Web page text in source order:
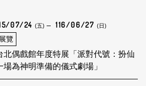
07/24 (五) 116/06/27 (日)
展覽
北偶戲館年度特展「派對代號：扮仙
場為神明準備的儀式劇場」